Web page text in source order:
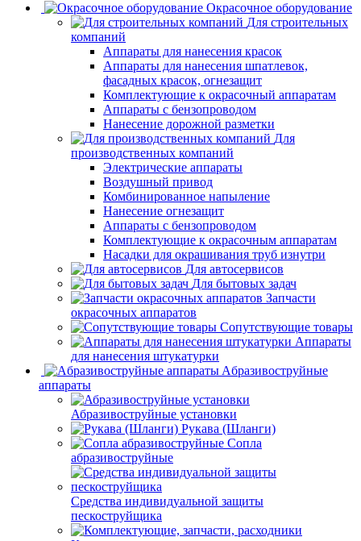
Окрасочное оборудование
Для строительных
компаний
Аппараты для нанесения красок
Аппараты для нанесения шпатлевок,
фасадных красок, огнезащит
Комплектующие к окрасочный аппаратам
Аппараты с бензопроводом
Нанесение дорожной разметки
Для
производственных компаний
Электрические аппараты
Воздушный привод
Комбинированное напыление
Нанесение огнезащит
Аппараты с бензопроводом
Комплектующие к окрасочным аппаратам
Насадки для окрашивания труб изнутри
Для автосервисов
Для бытовых задач
Запчасти
окрасочных аппаратов
Сопутствующие товары
Аппараты
для нанесения штукатурки
Aбразивоструйные
аппараты
Абразивоструйные установки
Рукава (Шланги)
Сопла
абразивоструйные
Средства индивидуальной защиты
пескоструйщика